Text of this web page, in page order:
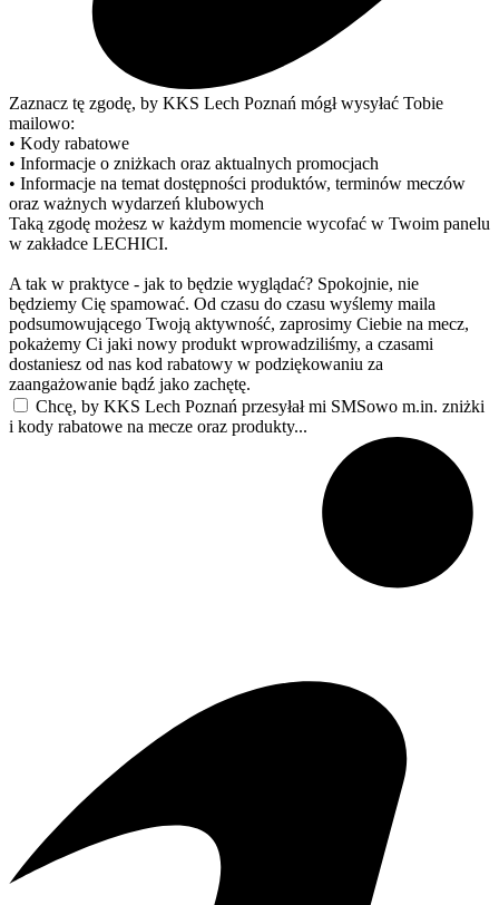
Zaznacz tę zgodę, by KKS Lech Poznań mógł wysyłać Tobie
mailowo:
• Kody rabatowe
• Informacje o zniżkach oraz aktualnych promocjach
• Informacje na temat dostępności produktów, terminów meczów
oraz ważnych wydarzeń klubowych
Taką zgodę możesz w każdym momencie wycofać w Twoim panelu
w zakładce LECHICI.
A tak w praktyce - jak to będzie wyglądać? Spokojnie, nie
będziemy Cię spamować. Od czasu do czasu wyślemy maila
podsumowującego Twoją aktywność, zaprosimy Ciebie na mecz,
pokażemy Ci jaki nowy produkt wprowadziliśmy, a czasami
dostaniesz od nas kod rabatowy w podziękowaniu za
zaangażowanie bądź jako zachętę.
Chcę, by KKS Lech Poznań przesyłał mi SMSowo m.in. zniżki
i kody rabatowe na mecze oraz produkty...